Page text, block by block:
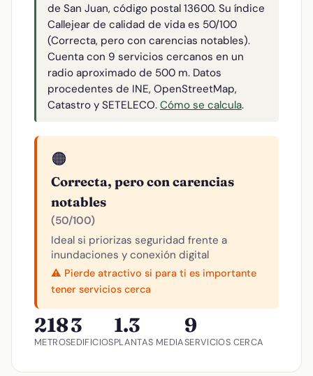
de San Juan, código postal 13600. Su índice
Callejear de calidad de vida es 50/100
(Correcta, pero con carencias notables).
Cuenta con 9 servicios cercanos en un
radio aproximado de 500 m. Datos
procedentes de INE, OpenStreetMap,
Catastro y SETELECO. Cómo se calcula.
🟠
Correcta, pero con carencias
notables
(50/100)
Ideal si priorizas seguridad frente a
inundaciones y conexión digital
⚠️ Pierde atractivo si para ti es importante
tener servicios cerca
218
METROS
3
EDIFICIOS
1.3
PLANTAS MEDIA
9
SERVICIOS CERCA